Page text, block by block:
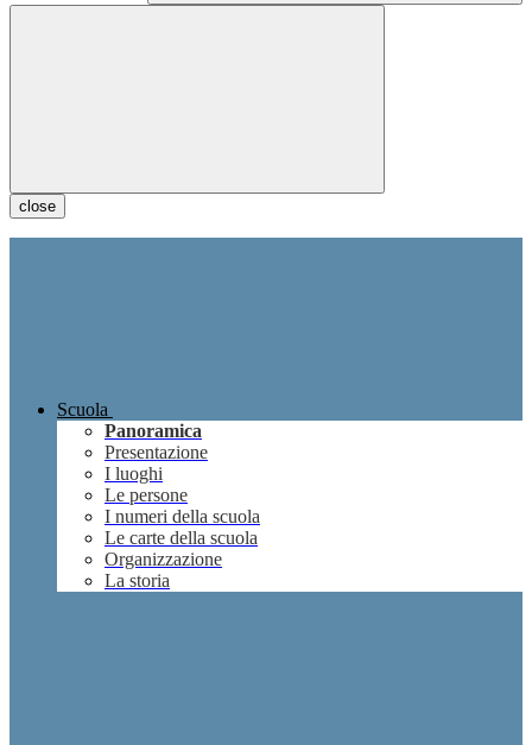
close
Scuola
Panoramica
Presentazione
I luoghi
Le persone
I numeri della scuola
Le carte della scuola
Organizzazione
La storia